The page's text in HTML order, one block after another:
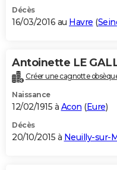
Décès
16/03/2016 au Havre (
Antoinette LE
Créer une cagnotte
Naissance
12/02/1915 à Acon (Eure)
Décès
20/10/2015 à Neuilly-sur-